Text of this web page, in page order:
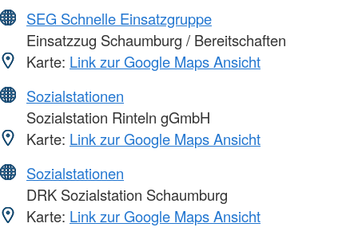
SEG Schnelle Einsatzgruppe
Einsatzzug Schaumburg / Bereitschaften
Karte: Link zur Google Maps Ansicht
Sozialstationen
Sozialstation Rinteln gGmbH
Karte: Link zur Google Maps Ansicht
Sozialstationen
DRK Sozialstation Schaumburg
Karte: Link zur Google Maps Ansicht